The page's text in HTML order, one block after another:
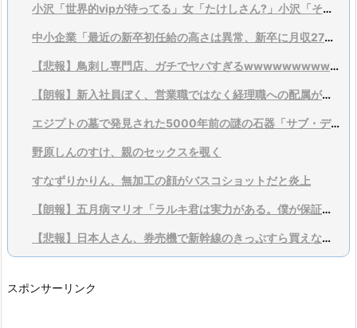
小沢「世界的vipが待ってる」女「たけしさん?」小沢「それは言い過ぎ、そこまでではない」
中小企業「最近の新卒初任給の高さは異常、新卒に月収27万円とかありえない」
【悲報】鳥刺し専門店、ガチでヤバすぎるwwwwwwwwwwwwwwwwwwww
【朗報】新入社員ぼく、営業職ではなく経理職への配属が決まりガチで嬉しすぎて咽び泣く………………
エジプトの墓で発見された5000年前の謎の石器「サブ・ディスク」宇宙船のパーツみたい
野原しんのすけ、親のセックスを覗く
すなずりかりん、無加工の顔がバスコショットだと炎上
【朗報】五月病マリオ「ラルキ君は実力がある。僕が保証するよ？」
【悲報】日本人さん、券売機で新幹線のきっぷすら買えないアホばかりだった…
スポンサーリンク